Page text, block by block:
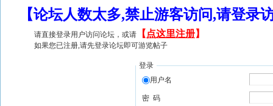
【论坛人数太多,禁止游客访问,请登
请直接登录用户访问论坛，或请 【 点这里注册】
如果您已注册,请先登录论坛即可游览帖子
登录
用户名
密 码